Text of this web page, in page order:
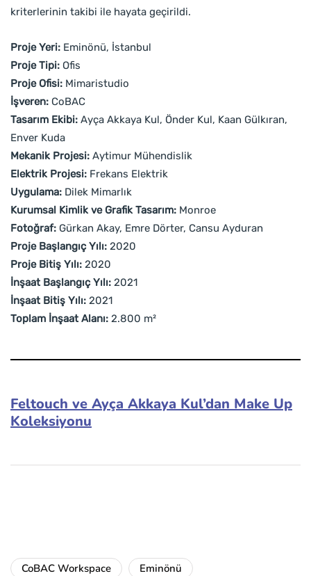
kriterlerinin takibi ile hayata geçirildi.
Proje Yeri: Eminönü, İstanbul
Proje Tipi: Ofis
Proje Ofisi: Mimaristudio
İşveren: CoBAC
Tasarım Ekibi: Ayça Akkaya Kul, Önder Kul, Kaan Gülkıran,
Enver Kuda
Mekanik Projesi: Aytimur Mühendislik
Elektrik Projesi: Frekans Elektrik
Uygulama: Dilek Mimarlık
Kurumsal Kimlik ve Grafik Tasarım: Monroe
Fotoğraf: Gürkan Akay, Emre Dörter, Cansu Ayduran
Proje Başlangıç Yılı: 2020
Proje Bitiş Yılı: 2020
İnşaat Başlangıç Yılı: 2021
İnşaat Bitiş Yılı: 2021
Toplam İnşaat Alanı: 2.800 m²
Feltouch ve Ayça Akkaya Kul’dan Make Up
Koleksiyonu
CoBAC Workspace
Eminönü